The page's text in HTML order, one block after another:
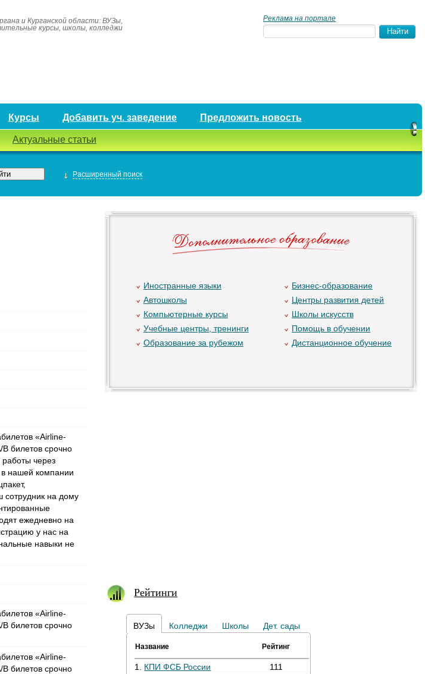
и Курганской области: ВУЗы,
курсы, школы, колледжи
Реклама на портале
Курсы Добавить уч. заведение Предложить новость
Актуальные статьи
Расширенный поиск
«Airline-
билетов срочно
через
нашей компании
на дому
ежедневно на
у нас на
навыки не
«Airline-
билетов срочно
«Airline-
билетов срочно
Иностранные языки
Автошколы
Компьютерные курсы
Учебные центры, тренинги
Образование за рубежом
Бизнес-образование
Центры развития детей
Школы искусств
Помощь в обучении
Дистанционное обучение
Рейтинги
ВУЗы Колледжи Школы Дет. сады
Название Рейтинг
1. КПИ ФСБ России
111